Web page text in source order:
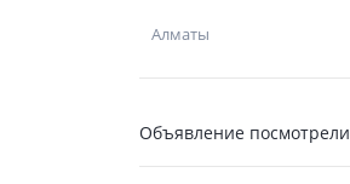
Алматы
Объявление посмотрели